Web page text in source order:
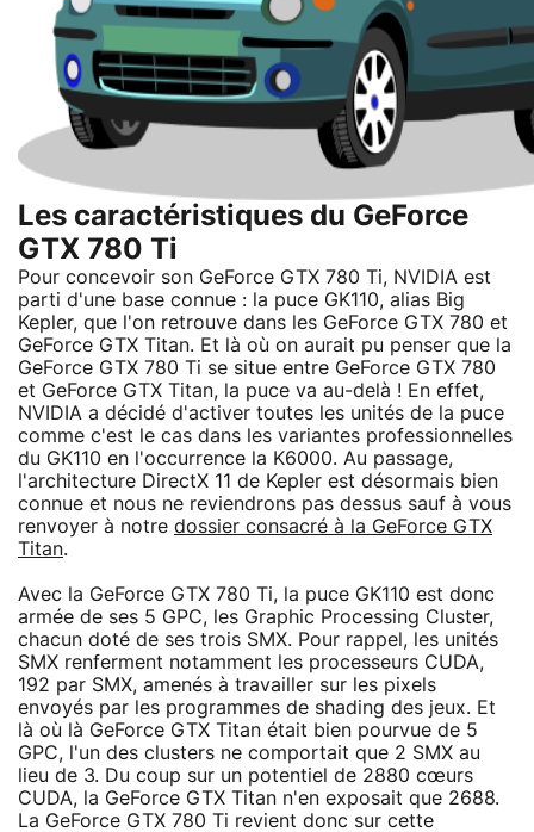
Les caractéristiques du GeForce
GTX 780 Ti
Pour concevoir son GeForce GTX 780 Ti, NVIDIA est
parti d'une base connue : la puce GK110, alias Big
Kepler, que l'on retrouve dans les GeForce GTX 780 et
GeForce GTX Titan. Et là où on aurait pu penser que la
GeForce GTX 780 Ti se situe entre GeForce GTX 780
et GeForce GTX Titan, la puce va au-delà ! En effet,
NVIDIA a décidé d'activer toutes les unités de la puce
comme c'est le cas dans les variantes professionnelles
du GK110 en l'occurrence la K6000. Au passage,
l'architecture DirectX 11 de Kepler est désormais bien
connue et nous ne reviendrons pas dessus sauf à vous
renvoyer à notre dossier consacré à la GeForce GTX
Titan.
Avec la GeForce GTX 780 Ti, la puce GK110 est donc
armée de ses 5 GPC, les Graphic Processing Cluster,
chacun doté de ses trois SMX. Pour rappel, les unités
SMX renferment notamment les processeurs CUDA,
192 par SMX, amenés à travailler sur les pixels
envoyés par les programmes de shading des jeux. Et
là où là GeForce GTX Titan était bien pourvue de 5
GPC, l'un des clusters ne comportait que 2 SMX au
lieu de 3. Du coup sur un potentiel de 2880 cœurs
CUDA, la GeForce GTX Titan n'en exposait que 2688.
La GeForce GTX 780 Ti revient donc sur cette